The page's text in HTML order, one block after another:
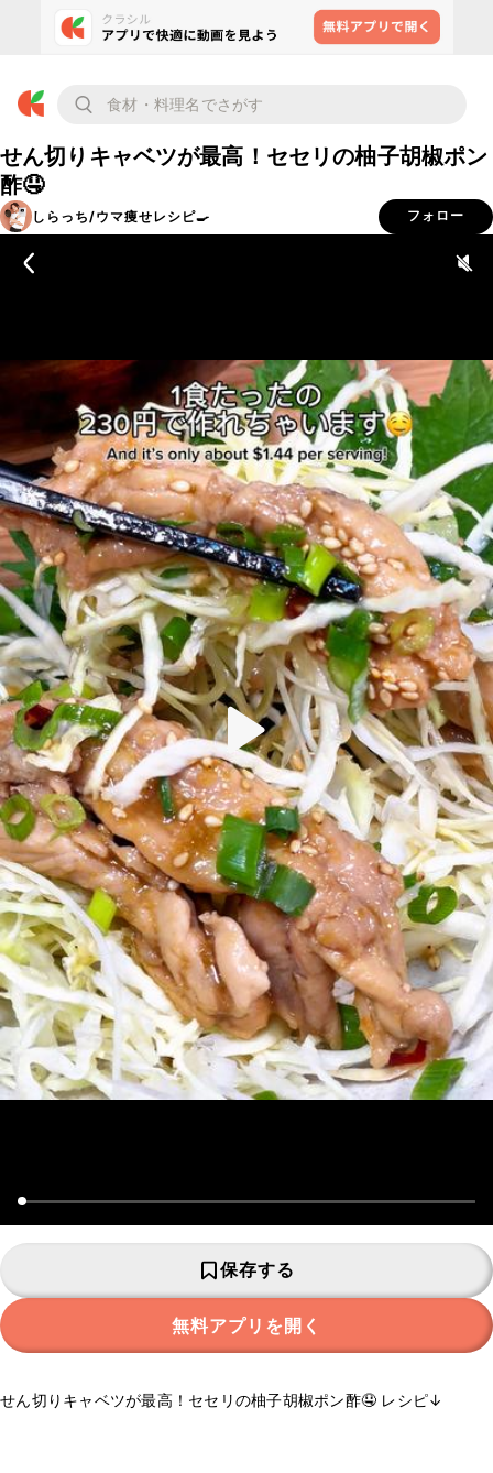
せん切りキャベツが最高！セセリの柚子胡椒ポン
酢🤤
しらっち/ウマ痩せレシピ🍳 フォロー
保存する
無料アプリを開く
せん切りキャベツが最高！セセリの柚子胡椒ポン酢🤤 レシピ↓